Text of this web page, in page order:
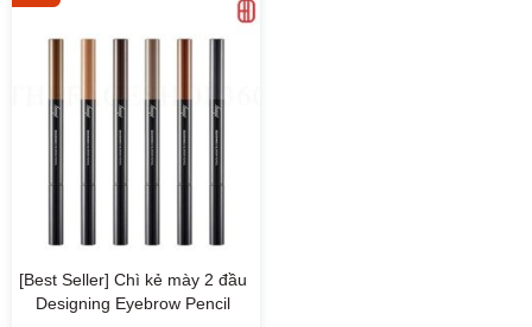
[Best Seller] Chì kẻ mày 2 đầu
Designing Eyebrow Pencil